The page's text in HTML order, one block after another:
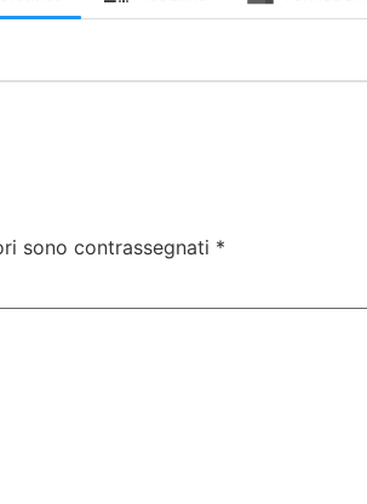
sono contrassegnati *